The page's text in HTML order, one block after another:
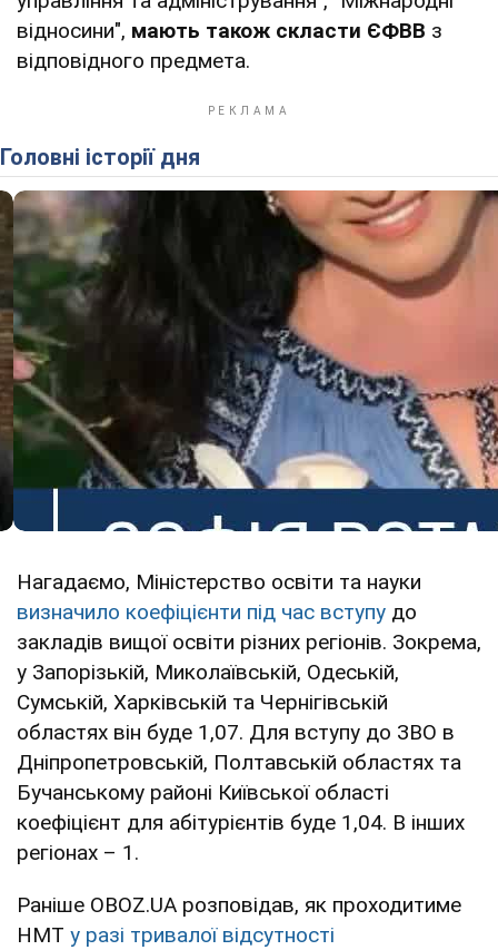
відносини", мають також скласти ЄФВВ з
відповідного предмета.
Головні історії дня
Нагадаємо, Міністерство освіти та науки
визначило коефіцієнти під час вступу до
закладів вищої освіти різних регіонів. Зокрема,
у Запорізькій, Миколаївській, Одеській,
Сумській, Харківській та Чернігівській
областях він буде 1,07. Для вступу до ЗВО в
Дніпропетровській, Полтавській областях та
Бучанському районі Київської області
коефіцієнт для абітурієнтів буде 1,04. В інших
регіонах – 1.
Раніше OBOZ.UA розповідав, як проходитиме
НМТ у разі тривалої відсутності